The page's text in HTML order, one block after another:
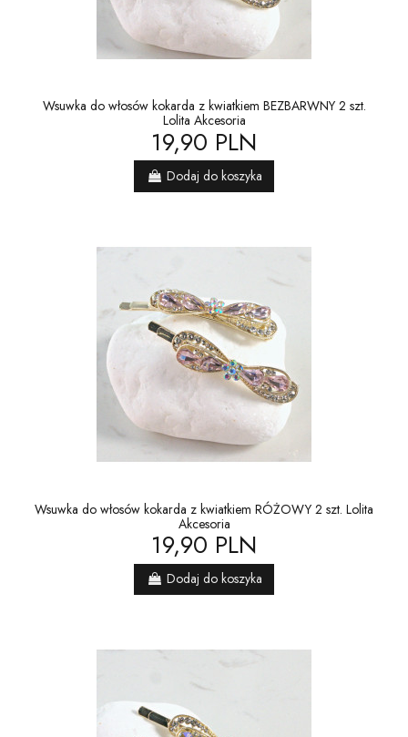
Wsuwka do włosów kokarda z kwiatkiem BEZBARWNY 2 szt.
Lolita Akcesoria
19,90 PLN
Dodaj do koszyka
Wsuwka do włosów kokarda z kwiatkiem RÓŻOWY 2 szt. Lolita
Akcesoria
19,90 PLN
Dodaj do koszyka